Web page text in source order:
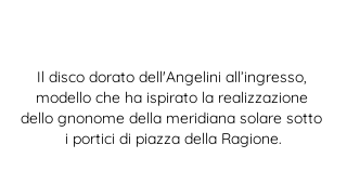
Il disco dorato dell'Angelini all’ingresso,
modello che ha ispirato la realizzazione
dello gnonome della meridiana solare sotto
i portici di piazza della Ragione.